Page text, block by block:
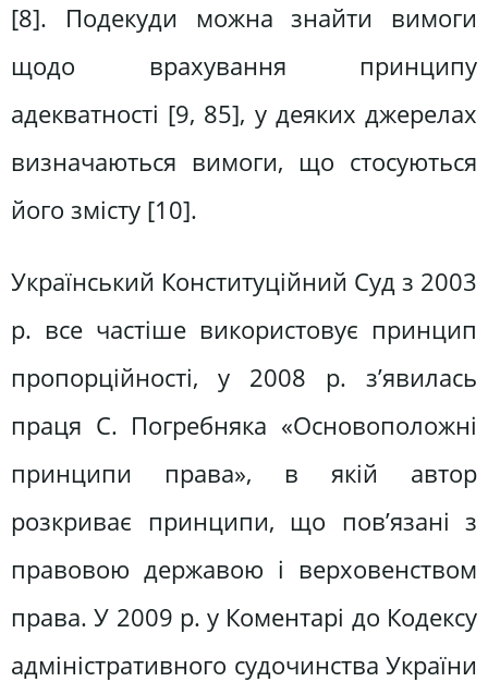
[8]. Подекуди можна знайти вимоги
щодо врахування принципу
адекватності [9, 85], у деяких джерелах
визначаються вимоги, що стосуються
його змісту [10].
Український Конституційний Суд з 2003
р. все частіше використовує принцип
пропорційності, у 2008 р. з’явилась
праця С. Погребняка «Основоположні
принципи права», в якій автор
розкриває принципи, що пов’язані з
правовою державою і верховенством
права. У 2009 р. у Коментарі до Кодексу
адміністративного судочинства України